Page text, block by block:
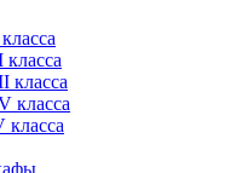
класса
класса